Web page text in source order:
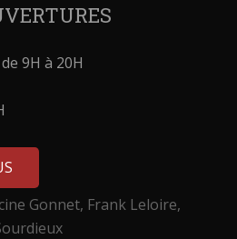
9H à 20H
Gonnet, Frank Leloire,